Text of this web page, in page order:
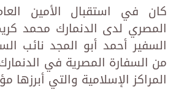
كان في استقبال الأمين
المصري لدى الدنمارك محمد
السفير أحمد أبو المجد نائب
من السفارة المصرية في
المراكز الإسلامية والتي